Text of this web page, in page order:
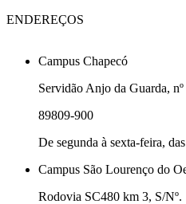
ENDEREÇOS
Campus Chapecó
Servidão Anjo da Guarda,
89809-900
De segunda à sexta-feira,
Campus São Lourenço do
Rodovia SC480 km 3, S/Nº.